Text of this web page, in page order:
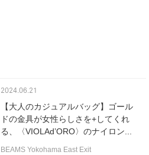
2024.06.21
【大人のカジュアルバッグ】ゴール
ドの金具が女性らしさを+してくれ
る、〈VIOLAd’ORO〉のナイロン...
BEAMS Yokohama East Exit